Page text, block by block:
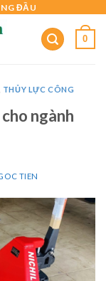
ĐẦU
0
THỦY LỰC CÔNG
ngành
TIEN